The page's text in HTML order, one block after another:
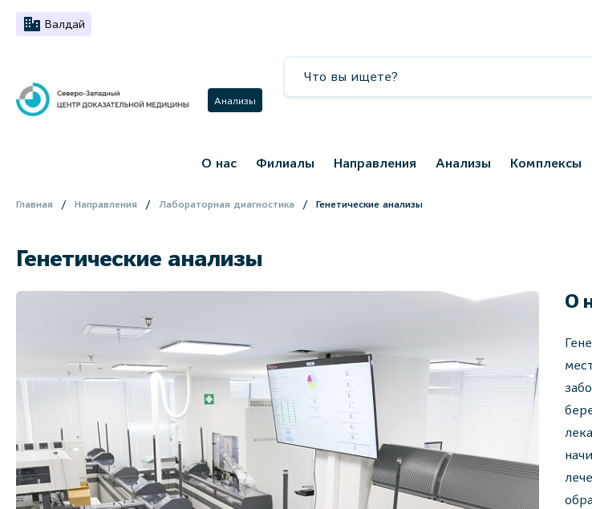
Валдай
Анализы
О нас Филиалы Направления Анализы Комплексы
Главная Направления Лабораторная диагностика Генетические анализы
Генетические анализы
О